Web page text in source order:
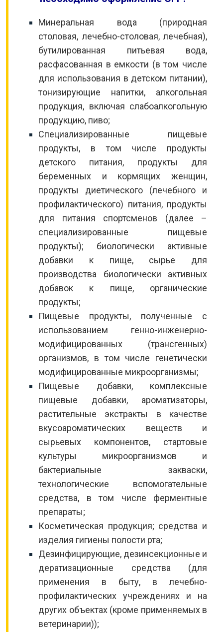
Минеральная вода (природная
столовая, лечебно-столовая, лечебная),
бутилированная питьевая вода,
расфасованная в емкости (в том числе
для использования в детском питании),
тонизирующие напитки, алкогольная
продукция, включая слабоалкогольную
продукцию, пиво;
Специализированные пищевые
продукты, в том числе продукты
детского питания, продукты для
беременных и кормящих женщин,
продукты диетического (лечебного и
профилактического) питания, продукты
для питания спортсменов (далее –
специализированные пищевые
продукты); биологически активные
добавки к пище, сырье для
производства биологически активных
добавок к пище, органические
продукты;
Пищевые продукты, полученные с
использованием генно-инженерно-
модифицированных (трансгенных)
организмов, в том числе генетически
модифицированные микроорганизмы;
Пищевые добавки, комплексные
пищевые добавки, ароматизаторы,
растительные экстракты в качестве
вкусоароматических веществ и
сырьевых компонентов, стартовые
культуры микроорганизмов и
бактериальные закваски,
технологические вспомогательные
средства, в том числе ферментные
препараты;
Косметическая продукция; средства и
изделия гигиены полости рта;
Дезинфицирующие, дезинсекционные и
дератизационные средства (для
применения в быту, в лечебно-
профилактических учреждениях и на
других объектах (кроме применяемых в
ветеринарии));